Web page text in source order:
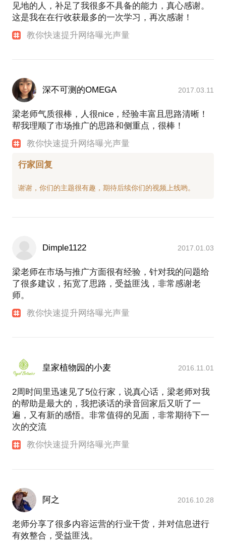
见地的人，补足了我很多不具备的能力，真心感谢。
这是我在在行收获最多的一次学习，再次感谢！
教你快速提升网络曝光声量
深不可测的OMEGA 2017.03.11
梁老师气质很棒，人很nice，经验丰富且思路清晰！
帮我理顺了市场推广的思路和侧重点，很棒！
教你快速提升网络曝光声量
行家回复
Dimple1122 2017.01.03
梁老师在市场与推广方面很有经验，针对我的问题给
了很多建议，拓宽了思路，受益匪浅，非常感谢老
师。
教你快速提升网络曝光声量
皇家植物园的小麦 2016.11.01
2周时间里迅速见了5位行家，说真心话，梁老师对我
的帮助是最大的，我把谈话的录音回家后又听了一
遍，又有新的感悟。非常值得的见面，非常期待下一
次的交流
教你快速提升网络曝光声量
阿之 2016.10.28
老师分享了很多内容运营的行业干货，并对信息进行
有效整合，受益匪浅。